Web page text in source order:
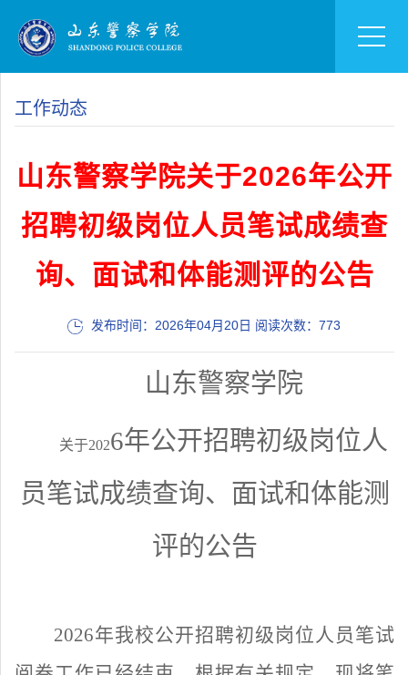
工作动态
山东警察学院关于2026年公开
招聘初级岗位人员笔试成绩查
询、面试和体能测评的公告
发布时间：2026年04月20日 阅读次数： 773
山东警察学院
关于2026年公开招聘初级岗位人
员笔试成绩查询、面试和体能测
评的公告
2026年我校公开招聘初级岗位人员 笔试